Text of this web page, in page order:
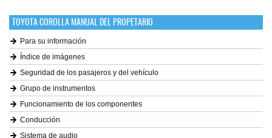
TOYOTA COROLLA MANUAL DEL PROPETARIO
Para su información
Índice de imágenes
Seguridad de los pasajeros y del vehículo
Grupo de instrumentos
Funcionamiento de los componentes
Conducción
Sistema de audio